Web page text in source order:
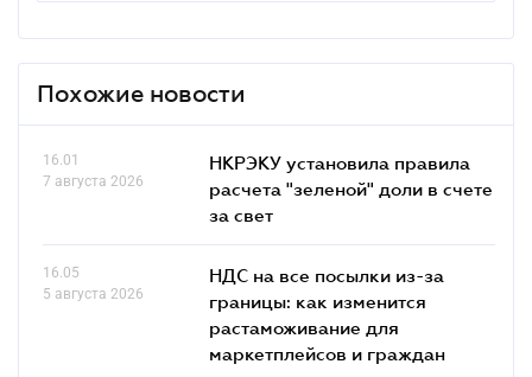
Похожие новости
16.01
7 августа 2026
НКРЭКУ установила правила
расчета "зеленой" доли в счете
за свет
16.05
5 августа 2026
НДС на все посылки из-за
границы: как изменится
растаможивание для
маркетплейсов и граждан